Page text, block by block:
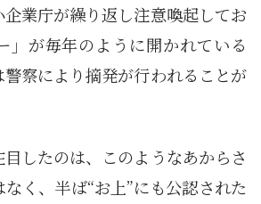
業庁が繰り返し注意喚起してお
」が毎年のように開かれている
警察により摘発が行われることが
したのは、このようなあからさ
く、半ば“お上”にも公認された